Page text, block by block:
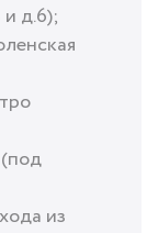
д.6);
из